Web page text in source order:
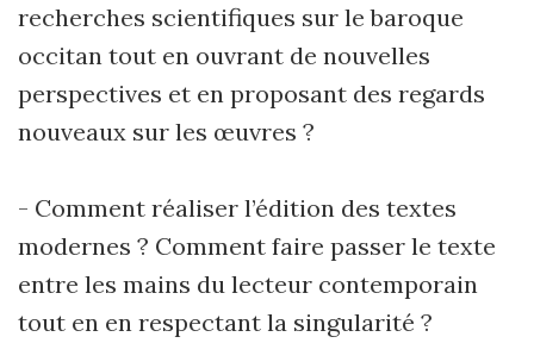
recherches scientifiques sur le baroque
occitan tout en ouvrant de nouvelles
perspectives et en proposant des regards
nouveaux sur les œuvres ?
- Comment réaliser l’édition des textes
modernes ? Comment faire passer le texte
entre les mains du lecteur contemporain
tout en en respectant la singularité ?